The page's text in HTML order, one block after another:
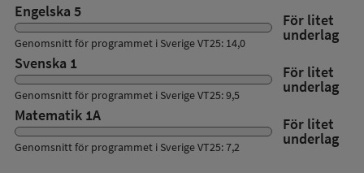
prov
Engelska 5
För litet
underlag
Genomsnitt för programmet i Sverige VT25: 14,0
Svenska 1 För litet
underlag
Genomsnitt för programmet i Sverige VT25: 9,5
Matematik 1A För litet
underlag
Genomsnitt för programmet i Sverige VT25: 7,2